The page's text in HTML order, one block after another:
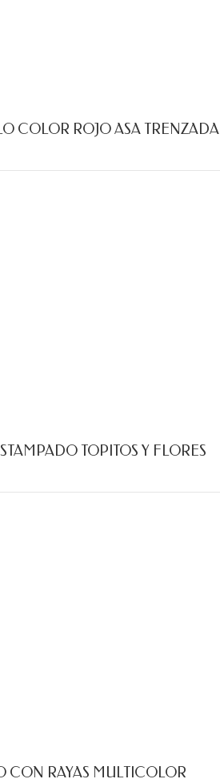
COLOR ROJO ASA TRENZADA
TOPITOS Y FLORES
CON RAYAS MULTICOLOR